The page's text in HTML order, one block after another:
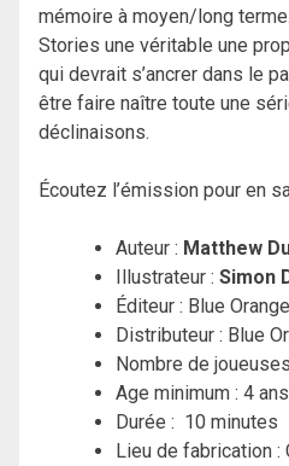
mémoire à moyen/long
Stories une véritable une
qui devrait s’ancrer dans le
être faire naître toute une
déclinaisons.
Écoutez l’émission pour en
Auteur : Matthew
Illustrateur : Simon
Éditeur : Blue Orange
Distributeur : Blue
Nombre de
Age minimum : 4 ans
Durée : 10 minutes
Lieu de fabrication :